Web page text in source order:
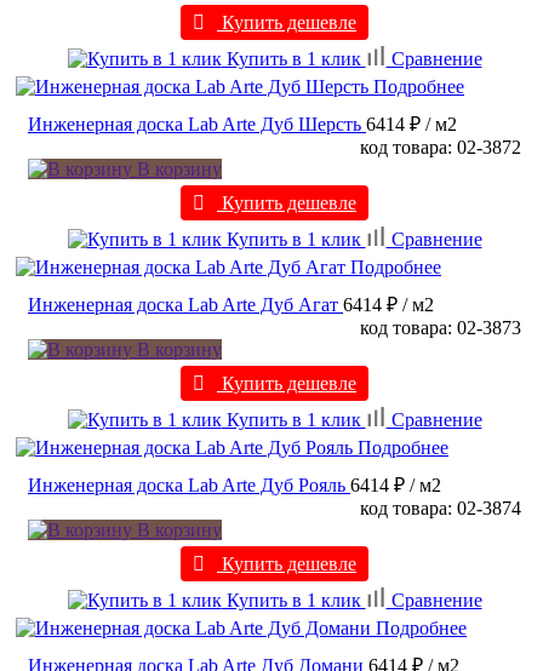
Купить дешевле
Купить в 1 клик
Сравнение
Подробнее
Инженерная доска Lab Arte Дуб Шерсть 6414 ₽ / м2
код товара: 02-3872
В корзину
Купить дешевле
Купить в 1 клик
Сравнение
Подробнее
Инженерная доска Lab Arte Дуб Агат 6414 ₽ / м2
код товара: 02-3873
В корзину
Купить дешевле
Купить в 1 клик
Сравнение
Подробнее
Инженерная доска Lab Arte Дуб Рояль 6414 ₽ / м2
код товара: 02-3874
В корзину
Купить дешевле
Купить в 1 клик
Сравнение
Подробнее
Инженерная доска Lab Arte Дуб Домани 6414 ₽ / м2